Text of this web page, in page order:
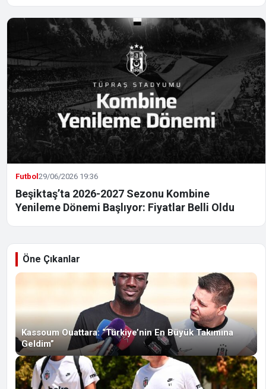
Futbol29/06/2026 19:36
Beşiktaş’ta 2026-2027 Sezonu Kombine
Yenileme Dönemi Başlıyor: Fiyatlar Belli Oldu
Öne Çıkanlar
Kassoum Ouattara: “Türkiye’nin En Büyük Takımına
Geldim”